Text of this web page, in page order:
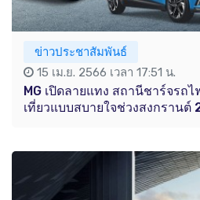
ข่าวประชาสัมพันธ์
15 เม.ย. 2566 เวลา 17:51 น.
MG เปิดลายแทง สถานีชาร์จรถ
เที่ยวแบบสบายใจช่วงสงกรานต์